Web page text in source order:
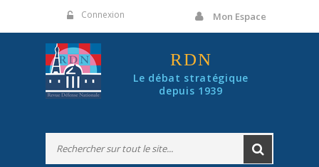
Connexion Mon Espace
RDN
Le débat stratégique
depuis 1939